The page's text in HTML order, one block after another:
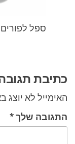
ספל
כתיבת
האימייל לא יוצג
התגובה שלך*